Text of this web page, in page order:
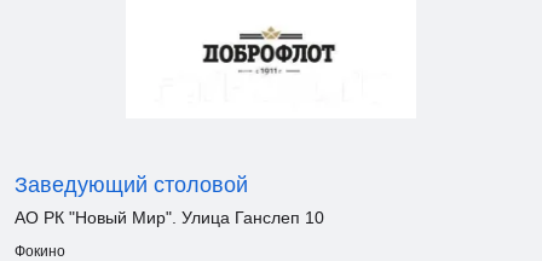
Заведующий столовой
АО РК "Новый Мир". Улица Ганслеп 10
Фокино